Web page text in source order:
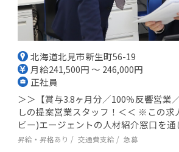
北海道北見市新生町56-19
月給241,500円 ～ 246,000円
正社員
＞＞【賞与3.8ヶ月分／100％反響営業
しの提案営業スタッフ！＜＜ ※この求
ビー)エージェントの人材紹介窓口を通
昇給・昇格あり 交通費支給 急募